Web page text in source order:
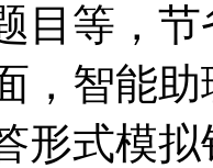
题目等
，智能
式模拟